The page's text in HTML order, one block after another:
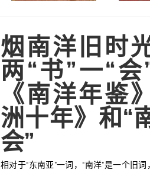
烟南洋旧时
两“书”一“
《南洋年鉴
洲十年》和“
会”
相对于“东南亚”一词，“南洋”是一个旧